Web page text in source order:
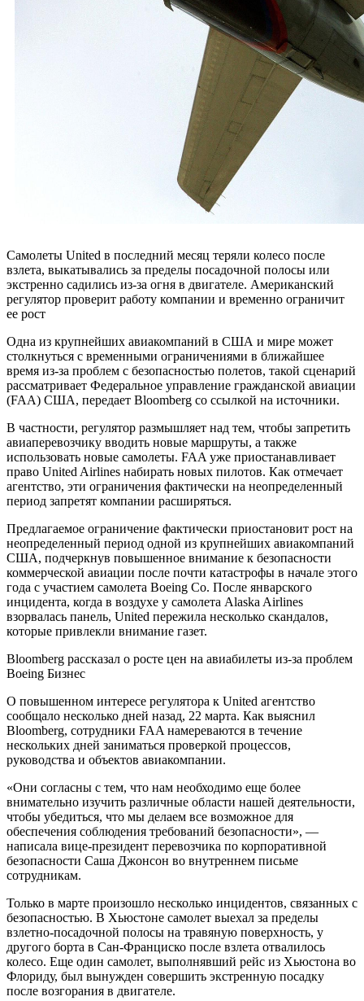
Самолеты United в последний месяц теряли колесо после
взлета, выкатывались за пределы посадочной полосы или
экстренно садились из-за огня в двигателе. Американский
регулятор проверит работу компании и временно ограничит
ее рост
Одна из крупнейших авиакомпаний в США и мире может
столкнуться с временными ограничениями в ближайшее
время из-за проблем с безопасностью полетов, такой сценарий
рассматривает Федеральное управление гражданской авиации
(FAA) США, передает Bloomberg со ссылкой на источники.
В частности, регулятор размышляет над тем, чтобы запретить
авиаперевозчику вводить новые маршруты, а также
использовать новые самолеты. FAA уже приостанавливает
право United Airlines набирать новых пилотов. Как отмечает
агентство, эти ограничения фактически на неопределенный
период запретят компании расширяться.
Предлагаемое ограничение фактически приостановит рост на
неопределенный период одной из крупнейших авиакомпаний
США, подчеркнув повышенное внимание к безопасности
коммерческой авиации после почти катастрофы в начале этого
года с участием самолета Boeing Co. После январского
инцидента, когда в воздухе у самолета Alaska Airlines
взорвалась панель, United пережила несколько скандалов,
которые привлекли внимание газет.
Bloomberg рассказал о росте цен на авиабилеты из-за проблем
Boeing Бизнес
О повышенном интересе регулятора к United агентство
сообщало несколько дней назад, 22 марта. Как выяснил
Bloomberg, сотрудники FAA намереваются в течение
нескольких дней заниматься проверкой процессов,
руководства и объектов авиакомпании.
«Они согласны с тем, что нам необходимо еще более
внимательно изучить различные области нашей деятельности,
чтобы убедиться, что мы делаем все возможное для
обеспечения соблюдения требований безопасности», —
написала вице-президент перевозчика по корпоративной
безопасности Саша Джонсон во внутреннем письме
сотрудникам.
Только в марте произошло несколько инцидентов, связанных с
безопасностью. В Хьюстоне самолет выехал за пределы
взлетно-посадочной полосы на травяную поверхность, у
другого борта в Сан-Франциско после взлета отвалилось
колесо. Еще один самолет, выполнявший рейс из Хьюстона во
Флориду, был вынужден совершить экстренную посадку
после возгорания в двигателе.